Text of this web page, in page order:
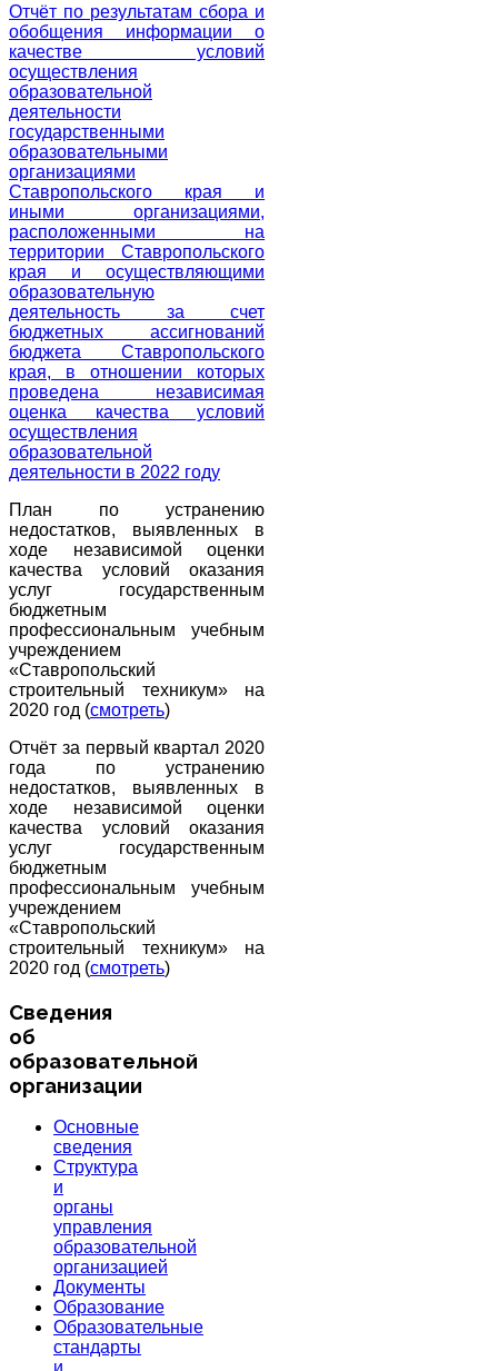
Отчёт по результатам сбора и
обобщения информации о
качестве условий
осуществления
образовательной
деятельности
государственными
образовательными
организациями
Ставропольского края и
иными организациями,
расположенными на
территории Ставропольского
края и осуществляющими
образовательную
деятельность за счет
бюджетных ассигнований
бюджета Ставропольского
края, в отношении которых
проведена независимая
оценка качества условий
осуществления
образовательной
деятельности в 2022 году
План по устранению
недостатков, выявленных в
ходе независимой оценки
качества условий оказания
услуг государственным
бюджетным
профессиональным учебным
учреждением
«Ставропольский
строительный техникум» на
2020 год (смотреть)
Отчёт за первый квартал 2020
года по устранению
недостатков, выявленных в
ходе независимой оценки
качества условий оказания
услуг государственным
бюджетным
профессиональным учебным
учреждением
«Ставропольский
строительный техникум» на
2020 год (смотреть)
Сведения
об
образовательной
организации
Основные
сведения
Структура
и
органы
управления
образовательной
организацией
Документы
Образование
Образовательные
стандарты